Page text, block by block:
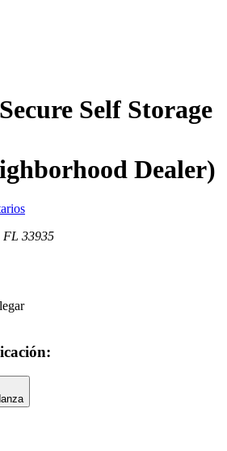
Self Storage
Dealer)
FL 33935